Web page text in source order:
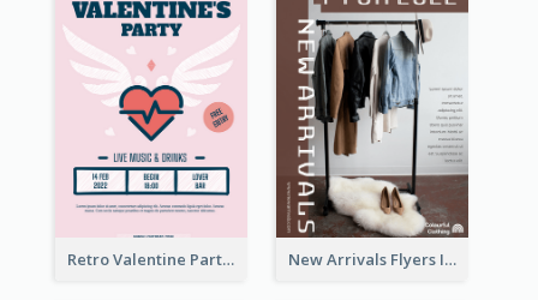
Retro Valentine Party Pink Flyers Design Templates New Arrivals Flyers In In Brown Colour Tone